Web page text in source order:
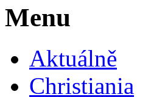
Menu
Aktuálně
Christiania